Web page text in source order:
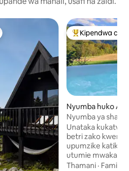
Kipendwa
Kipendwa cha
Nyumba huko
Nyumba ya
yenye mandhari
Unataka kukatwa
betri zako
upumzike katika
utumie mwaka
mwonekano wa
Thamani · Familia